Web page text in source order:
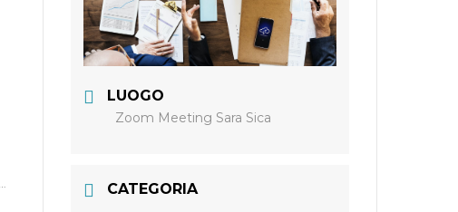
LUOGO
Zoom Meeting Sara Sica
CATEGORIA